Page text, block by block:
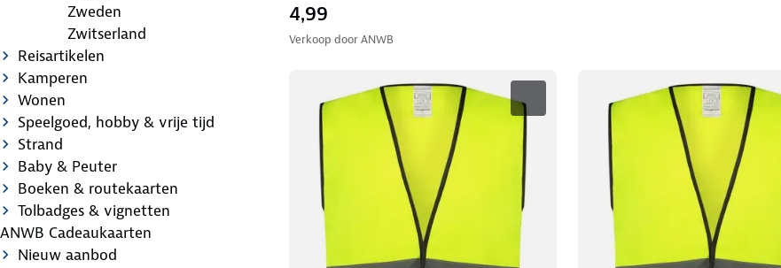
Zweden
Zwitserland
Reisartikelen
Kamperen
Wonen
Speelgoed, hobby & vrije tijd
Strand
Baby & Peuter
Boeken & routekaarten
Tolbadges & vignetten
ANWB Cadeaukaarten
Nieuw aanbod
4,99
Verkoop doorANWB